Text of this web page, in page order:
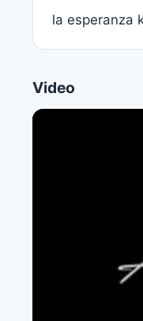
la esperanza
Video